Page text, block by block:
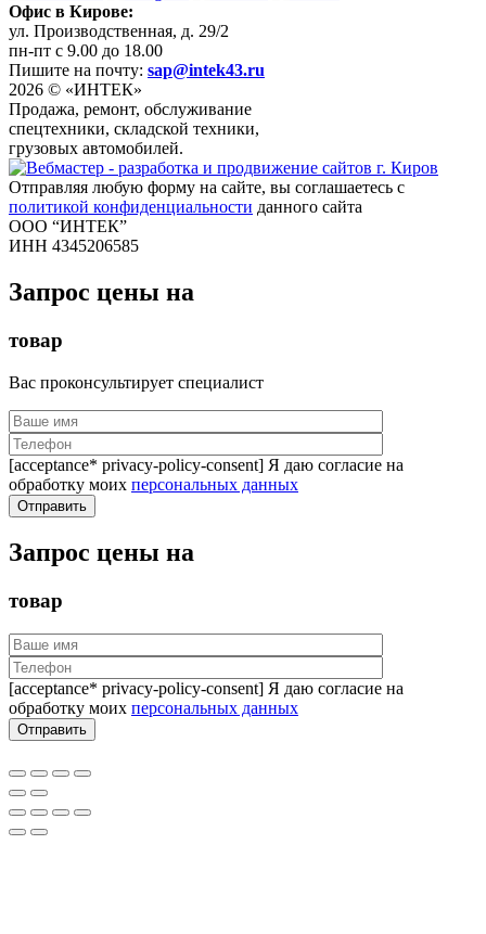
Офис в Кирове:
ул. Производственная, д. 29/2
пн-пт с 9.00 до 18.00
Пишите на почту: sap@intek43.ru
2026 © «ИНТЕК»
Продажа, ремонт, обслуживание
спецтехники, складской техники,
грузовых автомобилей.
Отправляя любую форму на сайте, вы соглашаетесь с
политикой конфиденциальности данного сайта
ООО “ИНТЕК”
ИНН 4345206585
Запрос цены на
товар
Вас проконсультирует специалист
[acceptance* privacy-policy-consent] Я даю согласие на
обработку моих персональных данных
Запрос цены на
товар
[acceptance* privacy-policy-consent] Я даю согласие на
обработку моих персональных данных